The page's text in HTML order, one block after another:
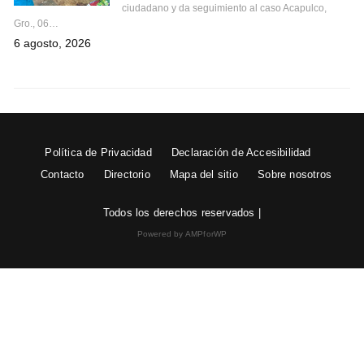
ciudadano y da seguimiento al caso Acapulco,
Gro., 06…
6 agosto, 2026
Política de Privacidad
Declaración de Accesibilidad
Contacto
Directorio Mapa del sitio Sobre nosotros
Todos los derechos reservados |
Powered by AMPforWP